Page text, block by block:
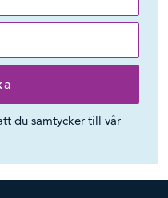
du samtycker till vår